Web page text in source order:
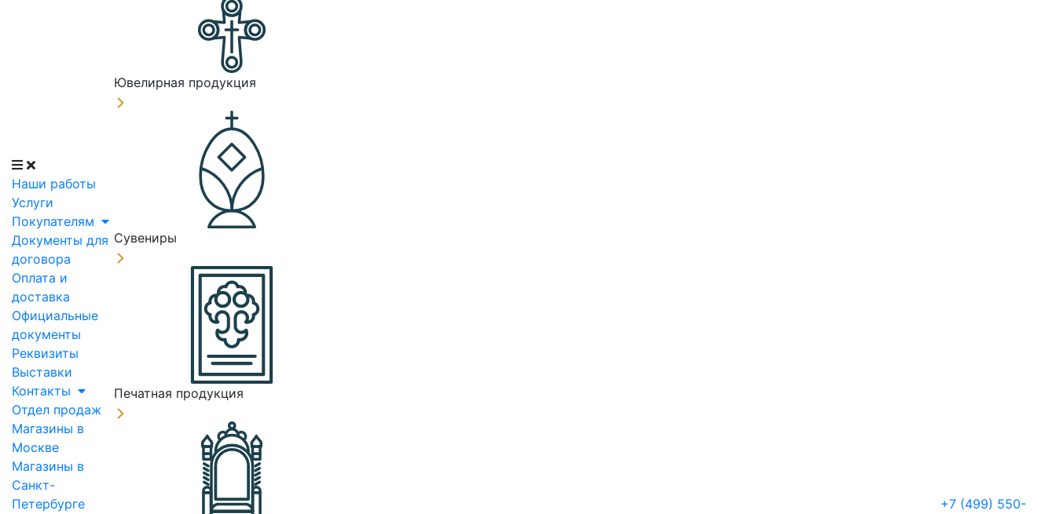
Наши работы
Услуги
Покупателям
Документы для
договора
Оплата и
доставка
Официальные
документы
Реквизиты
Выставки
Контакты
Отдел продаж
Магазины в
Москве
Магазины в
Санкт-
Петербурге
Ювелирная продукция
Сувениры
Печатная продукция
+7 (499) 550-